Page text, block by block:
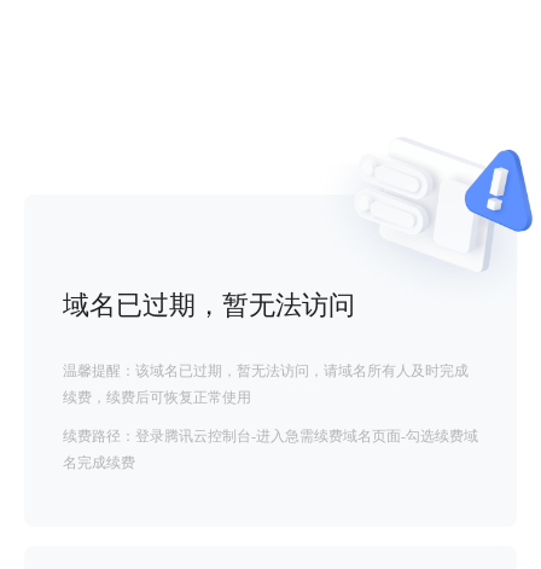
域名已过期，暂无法访问
温馨提醒：该域名已过期，暂无法访问，请域名所有人及时完成
续费，续费后可恢复正常使用
续费路径：登录腾讯云控制台-进入急需续费域名页面-勾选续费域
名完成续费